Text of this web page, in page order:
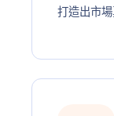
打造出市